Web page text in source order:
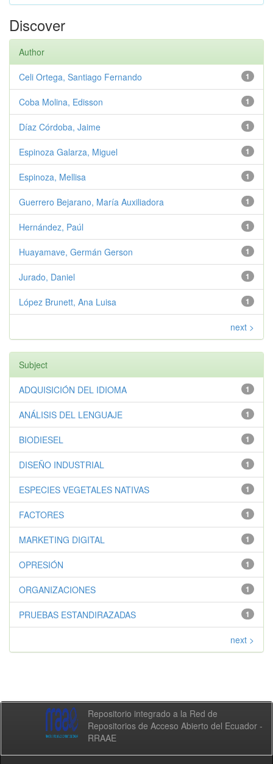
Discover
Author
1
Celi Ortega, Santiago Fernando
1
Coba Molina, Edisson
1
Díaz Córdoba, Jaime
1
Espinoza Galarza, Miguel
1
Espinoza, Mellisa
1
Guerrero Bejarano, María Auxiliadora
1
Hernández, Paúl
1
Huayamave, Germán Gerson
1
Jurado, Daniel
1
López Brunett, Ana Luisa
next >
Subject
1
ADQUISICIÓN DEL IDIOMA
1
ANÁLISIS DEL LENGUAJE
1
BIODIESEL
1
DISEÑO INDUSTRIAL
1
ESPECIES VEGETALES NATIVAS
1
FACTORES
1
MARKETING DIGITAL
1
OPRESIÓN
1
ORGANIZACIONES
1
PRUEBAS ESTANDIRAZADAS
next >
Repositorio integrado a la Red de
Repositorios de Acceso Abierto del Ecuador -
RRAAE